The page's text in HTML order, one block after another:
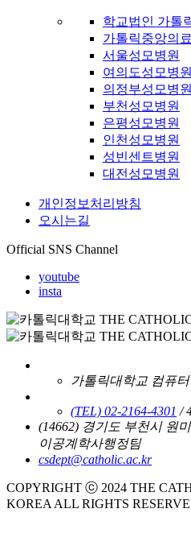
학교법인 가톨
가톨릭중앙의
서울성모병원
여의도성모병원
의정부성모병원
부천성모병원
은평성모병원
인천성모병원
성빈센트병원
대전성모병원
개인정보처리방침
오시는길
Official SNS Channel
youtube
insta
가톨릭대학교 컴퓨
(TEL) 02-2164-4301 /
(14662) 경기도 부천시 원
이공계학사행정팀
csdept@catholic.ac.kr
COPYRIGHT ⓒ 2024 THE
KOREA ALL RIGHTS